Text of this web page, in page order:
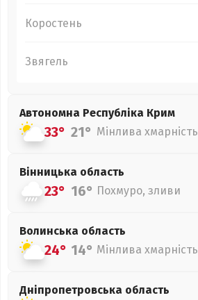
Коростень
Звягель
Автономна Республіка Крим
33° 21° Мінлива хмарність
Вінницька область
23° 16° Похмуро, зливи
Волинська область
24° 14° Мінлива хмарність
Дніпропетровська область